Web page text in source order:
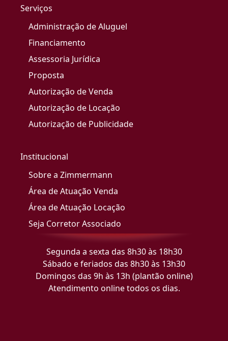
Serviços
Administração de Aluguel
Financiamento
Assessoria Jurídica
Proposta
Autorização de Venda
Autorização de Locação
Autorização de Publicidade
Institucional
Sobre a Zimmermann
Área de Atuação Venda
Área de Atuação Locação
Seja Corretor Associado
Segunda a sexta das 8h30 às 18h30
Sábado e feriados das 8h30 às 13h30
Domingos das 9h às 13h (plantão online)
Atendimento online todos os dias.